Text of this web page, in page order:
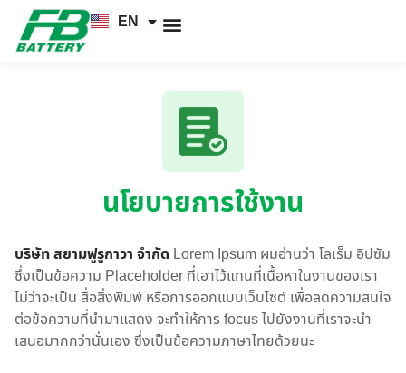
EN
TH
นโยบายการใช้งาน
บริษัท สยามฟูรูกาวา จำกัด Lorem Ipsum ผมอ่านว่า โลเร็ม อิปซัม
ซึ่งเป็นข้อความ Placeholder ที่เอาไว้แทนที่เนื้อหาในงานของเรา
ไม่ว่าจะเป็น สื่อสิ่งพิมพ์ หรือการออกแบบเว็บไซต์ เพื่อลดความสนใจ
ต่อข้อความที่นำมาแสดง จะทำให้การ focus ไปยังงานที่เราจะนำ
เสนอมากกว่านั่นเอง ซึ่งเป็นข้อความภาษาไทยด้วยนะ